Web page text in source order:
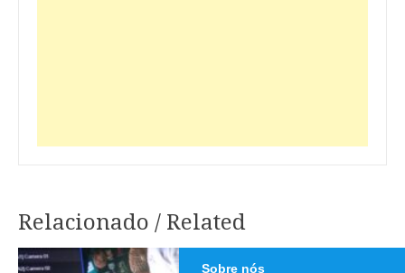
Relacionado / Related
Navegação
Sobre nós